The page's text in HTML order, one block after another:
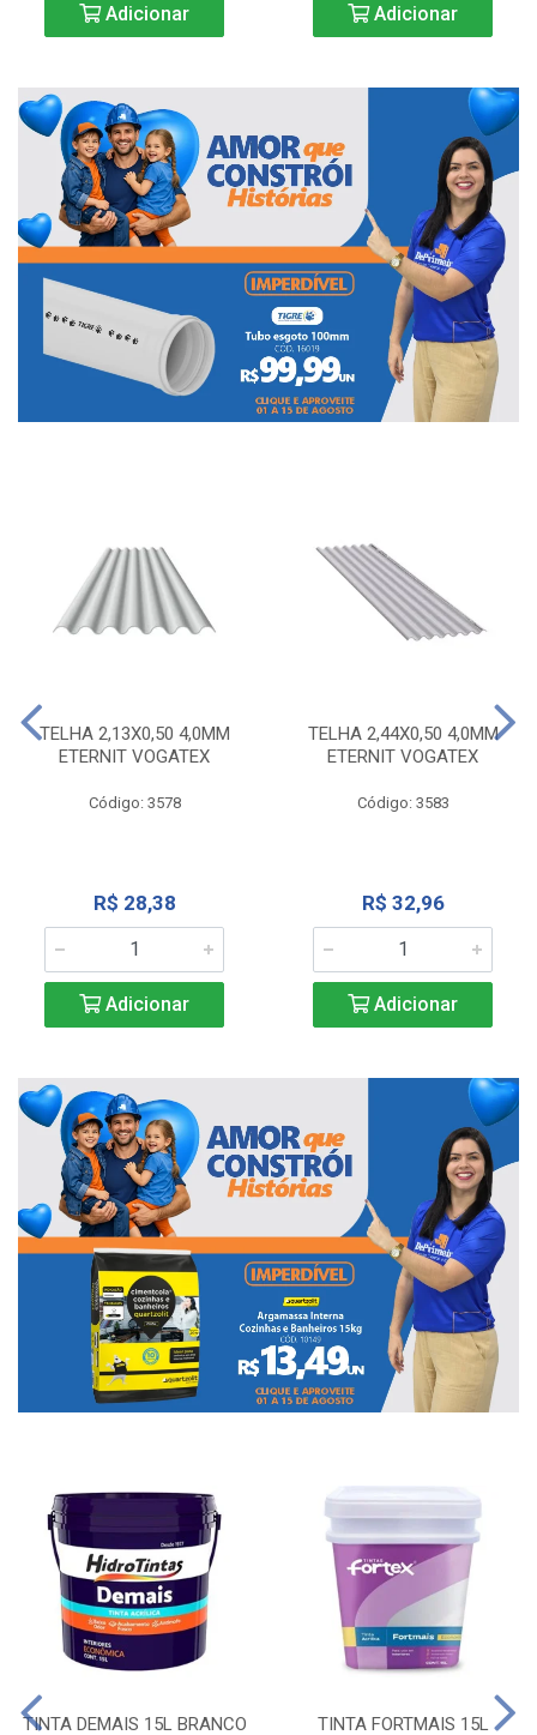
Adicionar Adicionar
TELHA 2,13X0,50 4,0MM
ETERNIT VOGATEX
Código: 3578
R$ 28,38
Adicionar
TELHA 2,44X0,50 4,0MM
ETERNIT VOGATEX
Código: 3583
R$ 32,96
Adicionar
TINTA DEMAIS 15L BRANCO TINTA FORTMAIS 15L